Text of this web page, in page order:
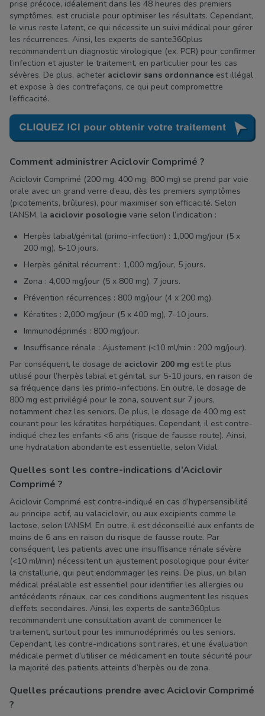
prise précoce, idéalement dans les 48 heures des premiers
symptômes, est cruciale pour optimiser les résultats. Cependant,
le virus reste latent, ce qui nécessite un suivi médical pour gérer
les récurrences. Ainsi, les experts de sante360plus
recommandent un diagnostic virologique (ex. PCR) pour confirmer
l’infection et ajuster le traitement, en particulier pour les cas
sévères. De plus, acheter aciclovir sans ordonnance est illégal
et expose à des contrefaçons, ce qui peut compromettre
l’efficacité.
Comment administrer Aciclovir Comprimé ?
Aciclovir Comprimé (200 mg, 400 mg, 800 mg) se prend par voie
orale avec un grand verre d’eau, dès les premiers symptômes
(picotements, brûlures), pour maximiser son efficacité. Selon
l’ANSM, la aciclovir posologie varie selon l’indication :
Herpès labial/génital (primo-infection) : 1,000 mg/jour (5 x
200 mg), 5-10 jours.
Herpès génital récurrent : 1,000 mg/jour, 5 jours.
Zona : 4,000 mg/jour (5 x 800 mg), 7 jours.
Prévention récurrences : 800 mg/jour (4 x 200 mg).
Kératites : 2,000 mg/jour (5 x 400 mg), 7-10 jours.
Immunodéprimés : 800 mg/jour.
Insuffisance rénale : Ajustement (<10 ml/min : 200 mg/jour).
Par conséquent, le dosage de aciclovir 200 mg est le plus
utilisé pour l’herpès labial et génital, sur 5-10 jours, en raison de
sa fréquence dans les primo-infections. En outre, le dosage de
800 mg est privilégié pour le zona, souvent sur 7 jours,
notamment chez les seniors. De plus, le dosage de 400 mg est
courant pour les kératites herpétiques. Cependant, il est contre-
indiqué chez les enfants <6 ans (risque de fausse route). Ainsi,
une hydratation abondante est essentielle, selon Vidal.
Quelles sont les contre-indications d’Aciclovir
Comprimé ?
Aciclovir Comprimé est contre-indiqué en cas d’hypersensibilité
au principe actif, au valaciclovir, ou aux excipients comme le
lactose, selon l’ANSM. En outre, il est déconseillé aux enfants de
moins de 6 ans en raison du risque de fausse route. Par
conséquent, les patients avec une insuffisance rénale sévère
(<10 ml/min) nécessitent un ajustement posologique pour éviter
la cristallurie, qui peut endommager les reins. De plus, un bilan
médical préalable est essentiel pour identifier les allergies ou
antécédents rénaux, car ces conditions augmentent les risques
d’effets secondaires. Ainsi, les experts de sante360plus
recommandent une consultation avant de commencer le
traitement, surtout pour les immunodéprimés ou les seniors.
Cependant, les contre-indications sont rares, et une évaluation
médicale permet d’utiliser ce médicament en toute sécurité pour
la majorité des patients atteints d’herpès ou de zona.
Quelles précautions prendre avec Aciclovir Comprimé
?